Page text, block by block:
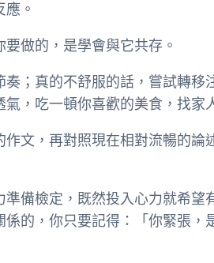
。
做的，是學會與它共存。
；真的不舒服的話，嘗試轉
，吃一頓你喜歡的美食，找家
文，再對照現在相對流暢的
備檢定，既然投入心力就希
的，你只要記得：「你緊張